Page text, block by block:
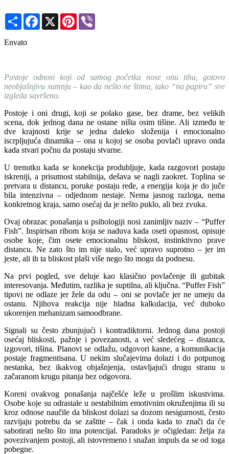
Share Facebook
X Pinterest
Envato
Postoje odnosi koji od samog početka nose onu tihu, gotovo
neobjašnjivu sumnju – kao da nešto ne štima, iako “na papiru” sve
izgleda savršeno.
Postoje i oni drugi, koji se polako gase, bez drame, bez velikih
scena, dok jednog dana ne ostane ništa osim tišine. Ali između te
dve krajnosti krije se jedna daleko složenija i emocionalno
iscrpljujuća dinamika – ona u kojoj se osoba povlači upravo onda
kada stvari počnu da postaju stvarne.
U trenutku kada se konekcija produbljuje, kada razgovori postaju
iskreniji, a prisutnost stabilnija, dešava se nagli zaokret. Toplina se
pretvara u distancu, poruke postaju ređe, a energija koja je do juče
bila intenzivna – odjednom nestaje. Nema jasnog razloga, nema
konkretnog kraja, samo osećaj da je nešto puklo, ali bez zvuka.
Ovaj obrazac ponašanja u psihologiji nosi zanimljiv naziv – “Puffer
Fish”. Inspirisan ribom koja se naduva kada oseti opasnost, opisuje
osobe koje, čim osete emocionalnu bliskost, instinktivno prave
distancu. Ne zato što im nije stalo, već upravo suprotno – jer im
jeste, ali ih ta bliskost plaši više nego što mogu da podnesu.
Na prvi pogled, sve deluje kao klasično povlačenje ili gubitak
interesovanja. Međutim, razlika je suptilna, ali ključna. “Puffer Fish”
tipovi ne odlaze jer žele da odu – oni se povlače jer ne umeju da
ostanu. Njihova reakcija nije hladna kalkulacija, već duboko
ukorenjen mehanizam samoodbrane.
Signali su često zbunjujući i kontradiktorni. Jednog dana postoji
osećaj bliskosti, pažnje i povezanosti, a već sledećeg – distanca,
izgovori, tišina. Planovi se odlažu, odgovori kasne, a komunikacija
postaje fragmentisana. U nekim slučajevima dolazi i do potpunog
nestanka, bez ikakvog objašnjenja, ostavljajući drugu stranu u
začaranom krugu pitanja bez odgovora.
Koreni ovakvog ponašanja najčešće leže u prošlim iskustvima.
Osobe koje su odrastale u nestabilnim emotivnim okruženjima ili su
kroz odnose naučile da bliskost dolazi sa dozom nesigurnosti, često
razvijaju potrebu da se zaštite – čak i onda kada to znači da će
sabotirati nešto što ima potencijal. Paradoks je očigledan: želja za
povezivanjem postoji, ali istovremeno i snažan impuls da se od toga
pobegne.